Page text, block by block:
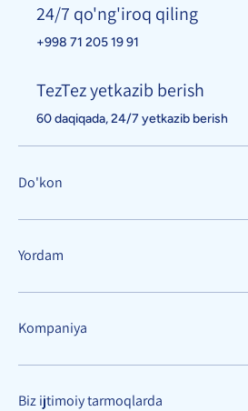
24/7 qo'ng'iroq qiling
+998 71 205 19 91
TezTez yetkazib berish
60 daqiqada, 24/7 yetkazib berish
Do'kon
Yordam
Kompaniya
Biz ijtimoiy tarmoqlarda